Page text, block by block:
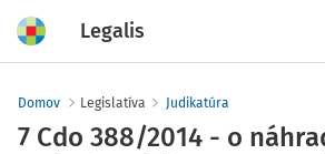
Legalis
Domov Legislatíva Judikatúra
7 Cdo 388/2014 - o